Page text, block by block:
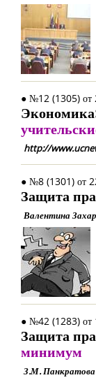
● №12 (1305) от
http://
● №8 (1301) от
Защита
Валентина
● №42 (1283) от
Защита
минимум
З.М. Панкратова